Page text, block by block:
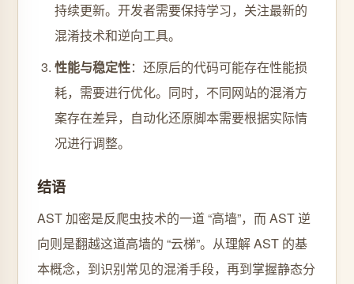
持续更新。开发者需要保持学习，关注最新的
混淆技术和逆向工具。
性能与稳定性：还原后的代码可能存在性能损
耗，需要进行优化。同时，不同网站的混淆方
案存在差异，自动化还原脚本需要根据实际情
况进行调整。
结语
AST 加密是反爬虫技术的一道 “高墙”，而 AST 逆
向则是翻越这道高墙的 “云梯”。从理解 AST 的基
本概念，到识别常见的混淆手段，再到掌握静态分